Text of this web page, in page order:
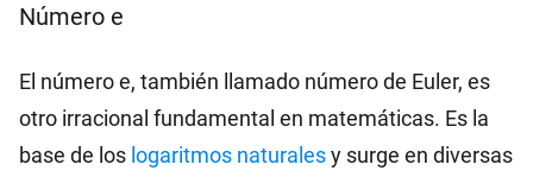
Número e
El número e, también llamado número de Euler, es
otro irracional fundamental en matemáticas. Es la
base de los logaritmos naturalesy surge en diversas